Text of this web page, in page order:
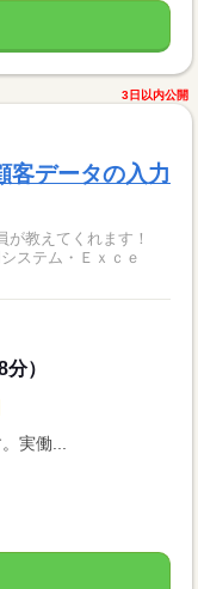
3日以内公開
データの入力
が教えてくれます！
ステム・Ｅｘｃｅ
）
実働...